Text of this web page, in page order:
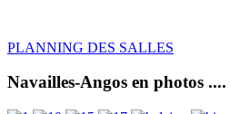
PLANNING DES SALLES
Navailles-Angos en photos ....